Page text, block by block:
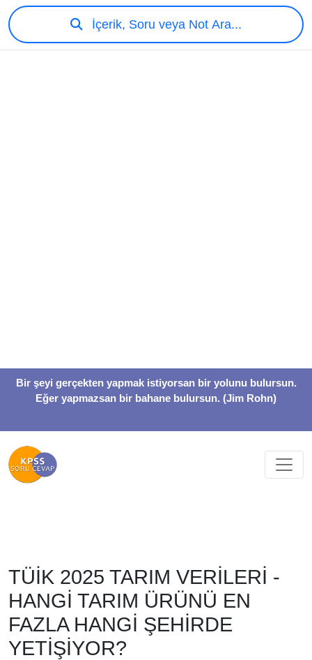
Bir şeyi gerçekten yapmak istiyorsan bir yolunu bulursun.
Eğer yapmazsan bir bahane bulursun. (Jim Rohn)
İçerik, Soru veya Not Ara...
TÜİK 2025 TARIM VERİLERİ -
HANGİ TARIM ÜRÜNÜ EN
FAZLA HANGİ ŞEHİRDE
YETİŞİYOR?